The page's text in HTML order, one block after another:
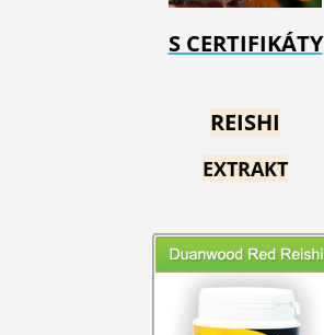
S CERTIFIKÁTY
REISHI
EXTRAKT